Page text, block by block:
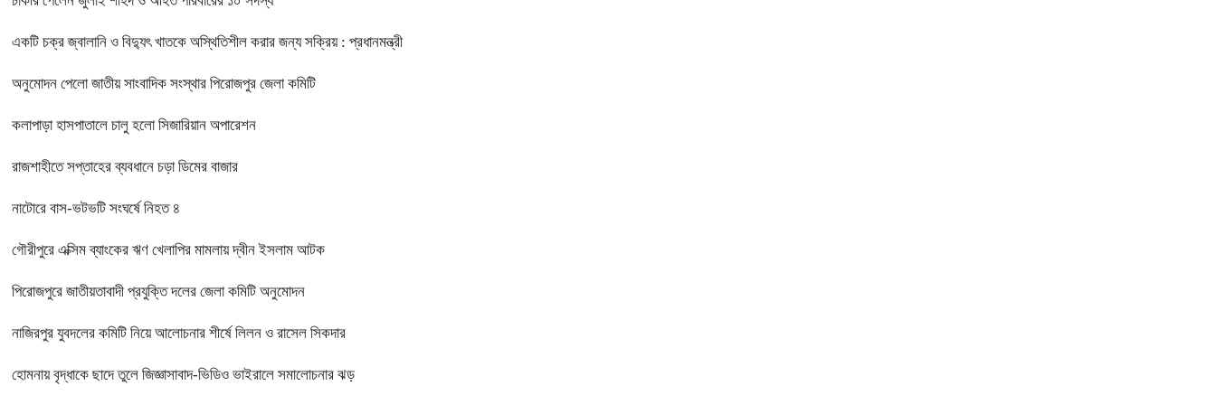
একটি চক্র জ্বালানি ও বিদ্যুৎ খাতকে অস্থিতিশীল করার জন্য সক্রিয় : প্রধানমন্ত্রী
অনুমোদন পেলো জাতীয় সাংবাদিক সংস্থার পিরোজপুর জেলা কমিটি
কলাপাড়া হাসপাতালে চালু হলো সিজারিয়ান অপারেশন
রাজশাহীতে সপ্তাহের ব্যবধানে চড়া ডিমের বাজার
নাটোরে বাস-ভটভটি সংঘর্ষে নিহত ৪
গৌরীপুরে এক্সিম ব্যাংকের ঋণ খেলাপির মামলায় দ্বীন ইসলাম আটক
পিরোজপুরে জাতীয়তাবাদী প্রযুক্তি দলের জেলা কমিটি অনুমোদন
নাজিরপুর যুবদলের কমিটি নিয়ে আলোচনার শীর্ষে লিলন ও রাসেল সিকদার
হোমনায় বৃদ্ধাকে ছাদে তুলে জিজ্ঞাসাবাদ-ভিডিও ভাইরালে সমালোচনার ঝড়